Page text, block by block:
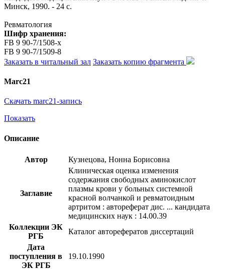
Минск, 1990. - 24 с.
Ревматология
Шифр хранения:
FB 9 90-7/1508-x
FB 9 90-7/1509-8
Заказать в читальный зал Заказать копию фрагмента
Marc21
Скачать marc21-запись
Показать
Описание
Автор Кузнецова, Нонна Борисовна
Заглавие
Клиническая оценка изменения
содержания свободных аминокислот
плазмы крови у больных системной
красной волчанкой и ревматоидным
артритом : автореферат дис. ... кандидата
медицинских наук : 14.00.39
Коллекции ЭК
РГБ
Каталог авторефератов диссертаций
Дата
поступления в
ЭК РГБ
19.10.1990